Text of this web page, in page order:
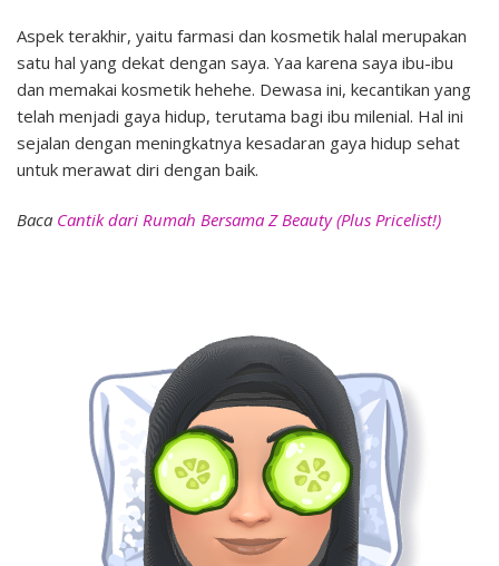
Aspek terakhir, yaitu farmasi dan kosmetik halal merupakan
satu hal yang dekat dengan saya. Yaa karena saya ibu-ibu
dan memakai kosmetik hehehe. Dewasa ini, kecantikan yang
telah menjadi gaya hidup, terutama bagi ibu milenial. Hal ini
sejalan dengan meningkatnya kesadaran gaya hidup sehat
untuk merawat diri dengan baik.
Baca Cantik dari Rumah Bersama Z Beauty (Plus Pricelist!)